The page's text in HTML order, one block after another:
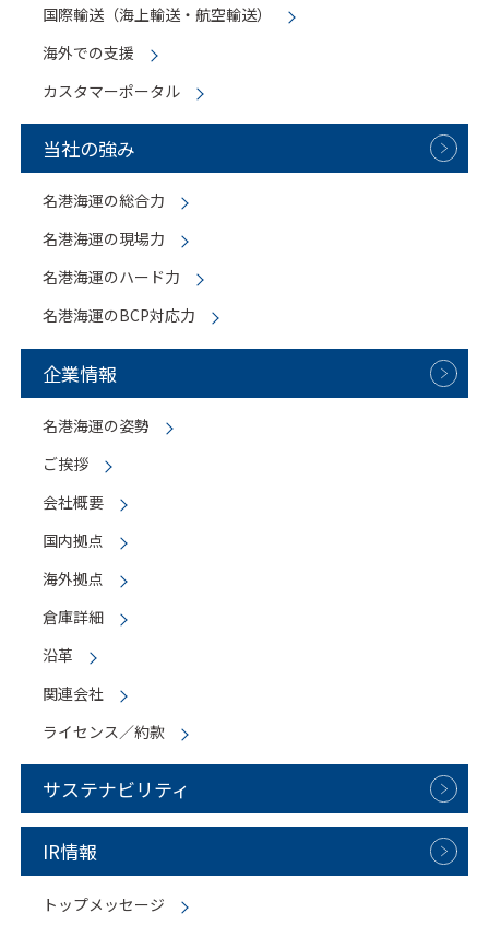
国際輸送（海上輸送・航空輸送）
海外での支援
カスタマーポータル
当社の強み
名港海運の総合力
名港海運の現場力
名港海運のハード力
名港海運のBCP対応力
企業情報
名港海運の姿勢
ご挨拶
会社概要
国内拠点
海外拠点
倉庫詳細
沿革
関連会社
ライセンス／約款
サステナビリティ
IR情報
トップメッセージ